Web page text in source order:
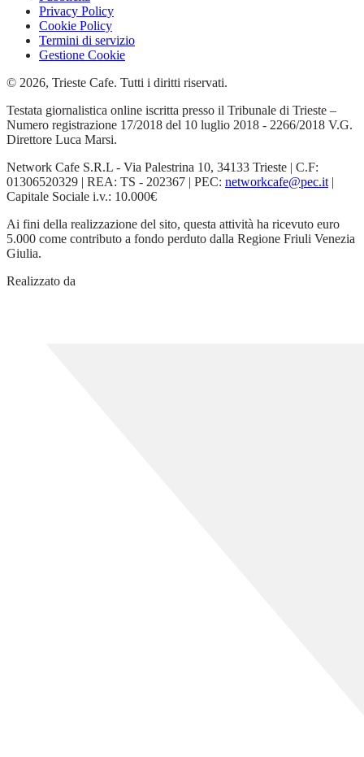
Privacy Policy
Cookie Policy
Termini di servizio
Gestione Cookie
© 2026, Trieste Cafe. Tutti i diritti riservati.
Testata giornalistica online iscritta presso il Tribunale di Trieste –
Numero registrazione 17/2018 del 10 luglio 2018 - 2266/2018 V.G.
Direttore Luca Marsi.
Network Cafe S.R.L - Via Palestrina 10, 34133 Trieste | C.F:
01306520329 | REA: TS - 202367 | PEC: networkcafe@pec.it|
Capitale Sociale i.v.: 10.000€
Ai fini della realizzazione del sito, questa attività ha ricevuto euro
5.000 come contributo a fondo perduto dalla Regione Friuli Venezia
Giulia.
Realizzato da